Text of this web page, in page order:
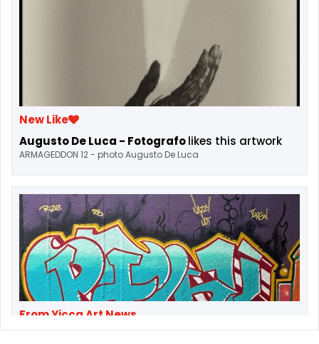
New Like
Augusto De Luca - Fotografolikes this artwork
ARMAGEDDON 12 - photo Augusto De Luca
From Yicca Art News
Original MSK—Manhattan Subway Kings—